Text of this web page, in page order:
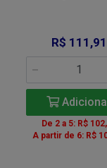
R$ 111,91
De 2 a 5: R$
A partir de 6: R$